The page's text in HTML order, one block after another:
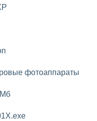
фотоаппараты